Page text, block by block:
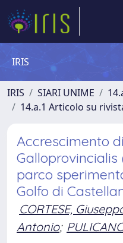
IRIS
IRIS SIARI UNIME
14.a.1 Articolo su
Accrescimento
Galloprovincialis
parco
Golfo di
CORTESE,
Antonio;